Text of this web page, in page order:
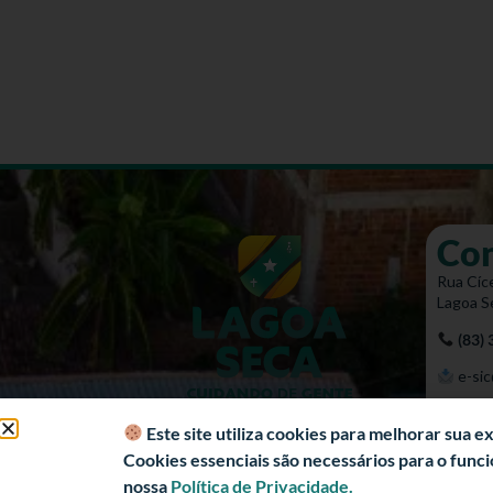
Rua
Lagoa
(83)
e-
Este site utiliza cookies para melhorar sua
Cookies essenciais são necessários para o
nossa Política de Privacidade.